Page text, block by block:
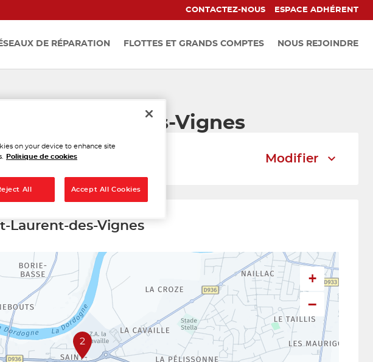
CONTACTEZ-NOUS ESPACE ADHÉRENT
DE RÉPARATION FLOTTES ET GRANDS COMPTES NOUS REJOINDRE
Laurent-des-Vignes
Modifier
Laurent-des-Vignes
2
+
−
on your device to enhance site
Politique de cookies
All Accept All Cookies